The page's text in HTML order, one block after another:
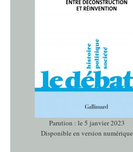
Parution : le 5 janvier 2023
Disponible en version numérique